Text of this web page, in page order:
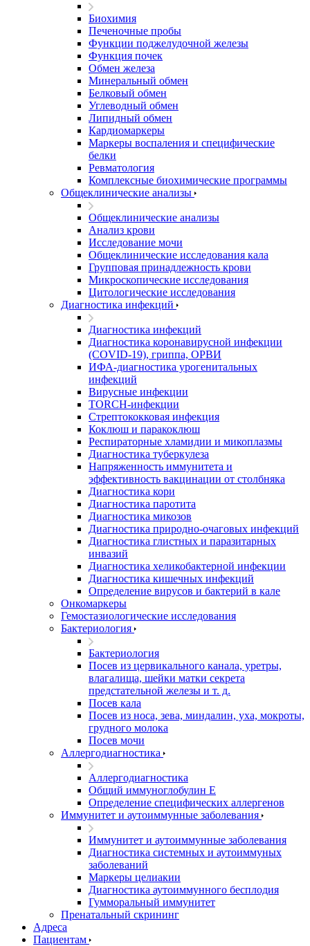
Биохимия
Печеночные пробы
Функции поджелудочной железы
Функция почек
Обмен железа
Минеральный обмен
Белковый обмен
Углеводный обмен
Липидный обмен
Кардиомаркеры
Маркеры воспаления и специфические
белки
Ревматология
Комплексные биохимические программы
Общеклинические анализы
Общеклинические анализы
Анализ крови
Исследование мочи
Общеклинические исследования кала
Групповая принадлежность крови
Микроскопические исследования
Цитологические исследования
Диагностика инфекций
Диагностика инфекций
Диагностика коронавирусной инфекции
(COVID-19), гриппа, ОРВИ
ИФА-диагностика урогенитальных
инфекций
Вирусные инфекции
TORCH-инфекции
Стрептококковая инфекция
Коклюш и паракоклюш
Респираторные хламидии и микоплазмы
Диагностика туберкулеза
Напряженность иммунитета и
эффективность вакцинации от столбняка
Диагностика кори
Диагностика паротита
Диагностика микозов
Диагностика природно-очаговых инфекций
Диагностика глистных и паразитарных
инвазий
Диагностика хеликобактерной инфекции
Диагностика кишечных инфекций
Определение вирусов и бактерий в кале
Онкомаркеры
Гемостазиологические исследования
Бактериология
Бактериология
Посев из цервикального канала, уретры,
влагалища, шейки матки секрета
предстательной железы и т. д.
Посев кала
Посев из носа, зева, миндалин, уха, мокроты,
грудного молока
Посев мочи
Аллергодиагностика
Аллергодиагностика
Общий иммуноглобулин Е
Определение специфических аллергенов
Иммунитет и аутоиммунные заболевания
Иммунитет и аутоиммунные заболевания
Диагностика системных и аутоиммуных
заболеваний
Маркеры целиакии
Диагностика аутоиммунного бесплодия
Гумморальный иммунитет
Пренатальный скрининг
Адреса
Пациентам